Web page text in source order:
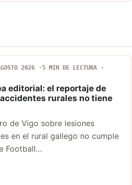
2026
5 MIN DE LECTURA
editorial: el reportaje de
rurales no tiene
de Vigo sobre lesiones
en el rural gallego no cumple
Football…